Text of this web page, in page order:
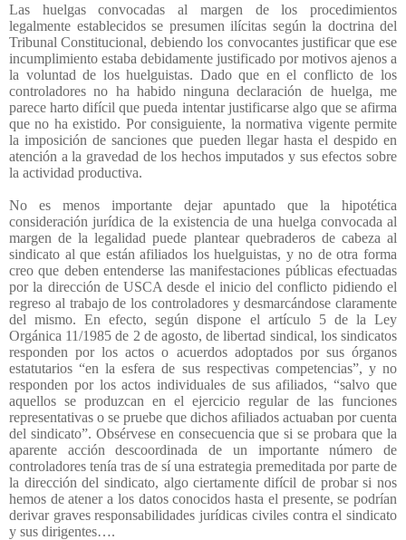
Las huelgas convocadas al margen de los procedimientos
legalmente establecidos se presumen ilícitas según la doctrina del
Tribunal Constitucional, debiendo los convocantes justificar que ese
incumplimiento estaba debidamente justificado por motivos ajenos a
la voluntad de los huelguistas. Dado que en el conflicto de los
controladores no ha habido ninguna declaración de huelga, me
parece harto difícil que pueda intentar justificarse algo que se afirma
que no ha existido. Por consiguiente, la normativa vigente permite
la imposición de sanciones que pueden llegar hasta el despido en
atención a la gravedad de los hechos imputados y sus efectos sobre
la actividad productiva.
No es menos importante dejar apuntado que la hipotética
consideración jurídica de la existencia de una huelga convocada al
margen de la legalidad puede plantear quebraderos de cabeza al
sindicato al que están afiliados los huelguistas, y no de otra forma
creo que deben entenderse las manifestaciones públicas efectuadas
por la dirección de USCA desde el inicio del conflicto pidiendo el
regreso al trabajo de los controladores y desmarcándose claramente
del mismo. En efecto, según dispone el artículo 5 de la Ley
Orgánica 11/1985 de 2 de agosto, de libertad sindical, los sindicatos
responden por los actos o acuerdos adoptados por sus órganos
estatutarios “en la esfera de sus respectivas competencias”, y no
responden por los actos individuales de sus afiliados, “salvo que
aquellos se produzcan en el ejercicio regular de las funciones
representativas o se pruebe que dichos afiliados actuaban por cuenta
del sindicato”. Obsérvese en consecuencia que si se probara que la
aparente acción descoordinada de un importante número de
controladores tenía tras de sí una estrategia premeditada por parte de
la dirección del sindicato, algo ciertamente difícil de probar si nos
hemos de atener a los datos conocidos hasta el presente, se podrían
derivar graves responsabilidades jurídicas civiles contra el sindicato
y sus dirigentes….